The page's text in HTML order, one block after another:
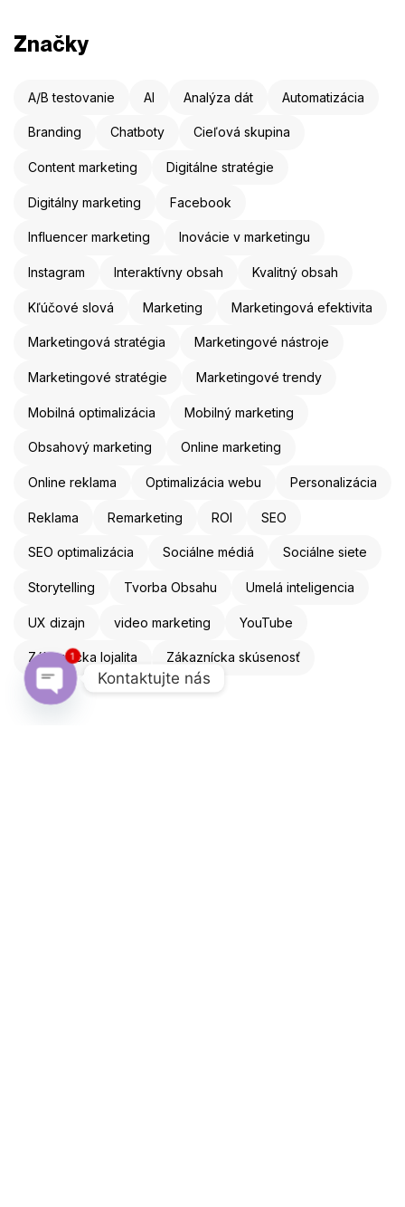
Značky
A/B testovanie AI Analýza dát Automatizácia
Branding Chatboty Cieľová skupina
Content marketing Digitálne stratégie
Digitálny marketing Facebook
Influencer marketing Inovácie v marketingu
Instagram Interaktívny obsah Kvalitný obsah
Kľúčové slová Marketing Marketingová efektivita
Marketingová stratégia Marketingové nástroje
Marketingové stratégie Marketingové trendy
Mobilná optimalizácia Mobilný marketing
Obsahový marketing Online marketing
Online reklama Optimalizácia webu Personalizácia
Reklama Remarketing ROI SEO
SEO optimalizácia Sociálne médiá Sociálne siete
Storytelling Tvorba Obsahu Umelá inteligencia
UX dizajn video marketing YouTube
Zákaznícka lojalita Zákaznícka skúsenosť
Kontaktujte nás
1